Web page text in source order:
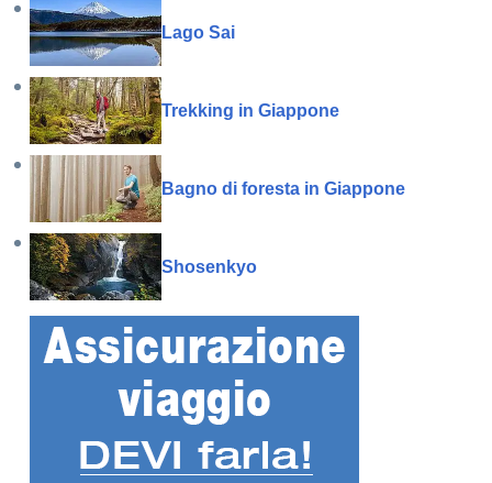
Lago Sai
Trekking in Giappone
Bagno di foresta in Giappone
Shosenkyo